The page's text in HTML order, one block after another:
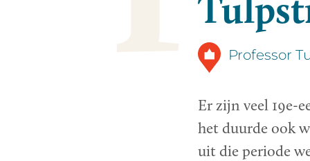
Professor
Er zijn veel 19e-
het duurde ook
uit die periode